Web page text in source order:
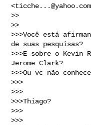
<
>>
>>
>>>Você está
de suas pesquisas?
>>>E sobre o Kevin
Jerome Clark?
>>>Ou vc não
>>>
>>>
>>>Thiago?
>>>
>>>